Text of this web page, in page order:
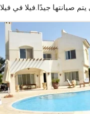
جيدًا.فيلا في فيلات وايت فيلاز 1000